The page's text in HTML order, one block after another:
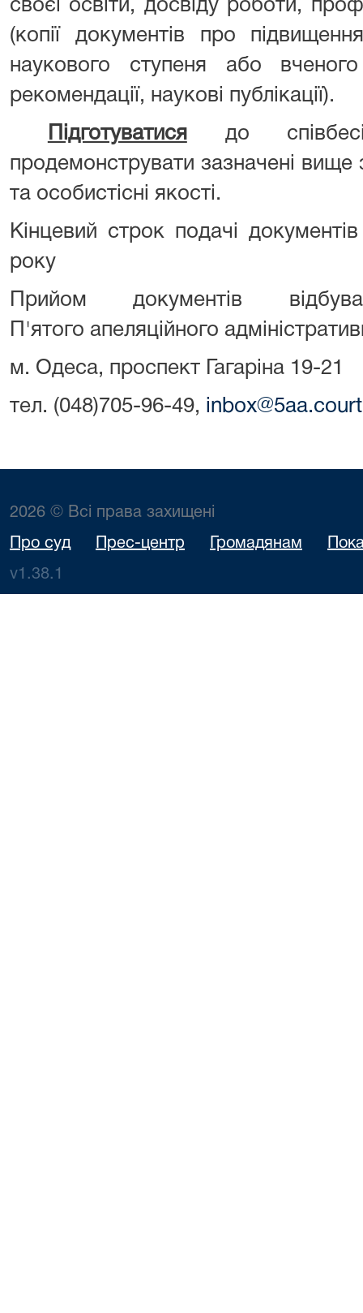
своєї освіти, досвіду роботи,
(копії документів про
наукового ступеня або
рекомендації, наукові публікації).
Підготуватисядо
продемонструвати зазначені вище
та особистісні якості.
Кінцевий строк подачі
року
Прийом документів
П'ятого апеляційного
м. Одеса, проспект Гагаріна 19-21
тел. (048)705-96-49,
2026 © Всі права захищені
Про суд Прес-центр Громадянам
v1.38.1